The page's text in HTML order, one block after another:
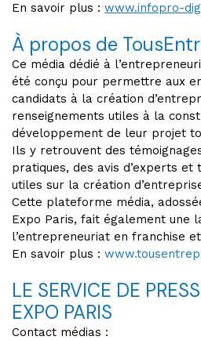
En savoir plus : www.infopro-
À propos de
Ce média dédié à
été conçu pour permettre aux
candidats à la création
renseignements utiles à la
développement de leur projet
Ils y retrouvent des
pratiques, des avis d’experts
utiles sur la création
Cette plateforme média,
Expo Paris, fait également une
l’entrepreneuriat en franchise
En savoir plus :
LE SERVICE DE
EXPO PARIS
Contact médias :